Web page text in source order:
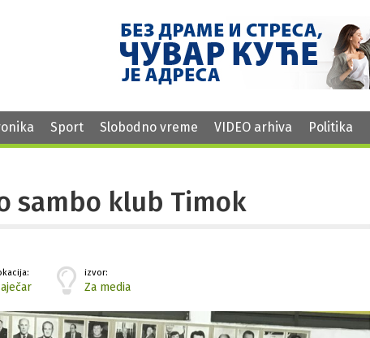
Sport Slobodno vreme VIDEO arhiva Politika
sambo klub Timok
izvor:
Za media